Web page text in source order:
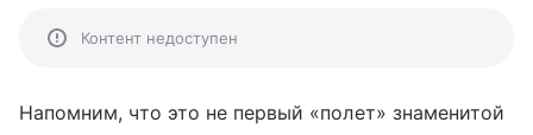
Контент недоступен
Напомним, что это не первый «полет» знаменитой